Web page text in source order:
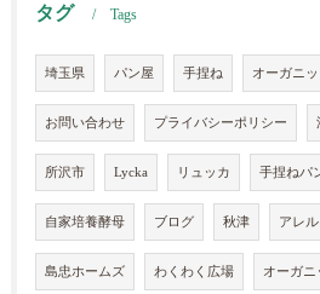
タグ Tags
埼玉県 パン屋 手捏ね オーガニッ
お問い合わせ プライバシーポリシー
所沢市 Lycka リュッカ 手捏ねパ
自家培養酵母 ブログ 秋津 アレ
島忠ホームズ わくわく広場 オーガニ